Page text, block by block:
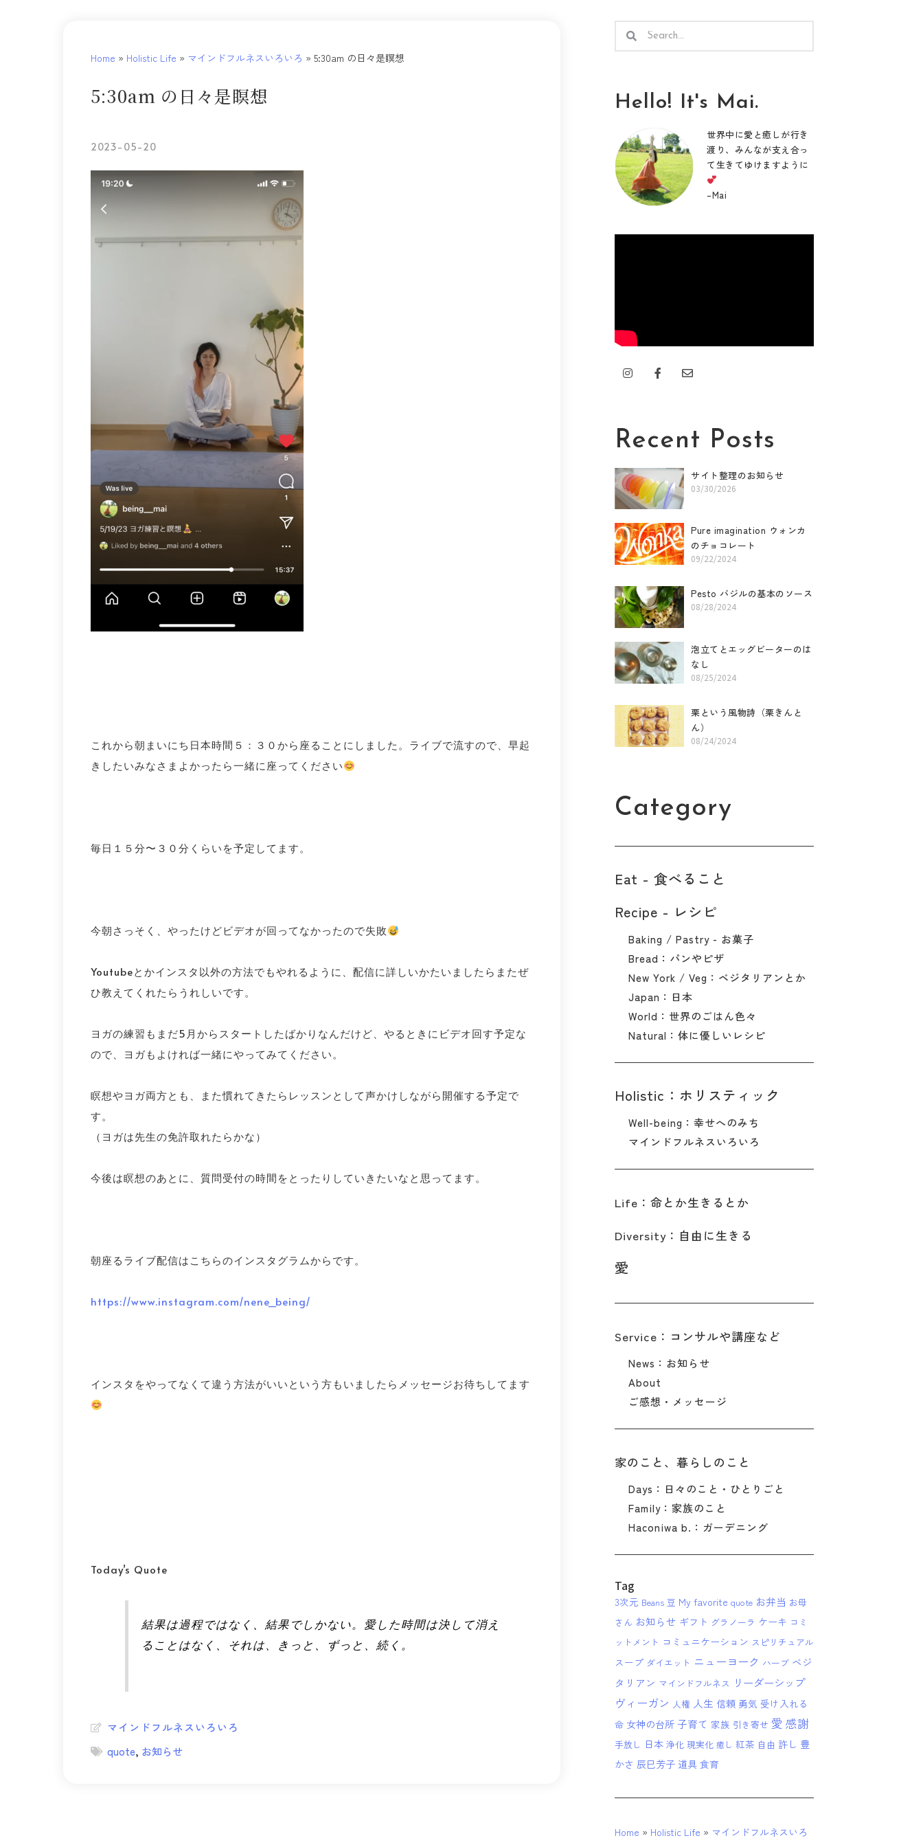
Home » Holistic Life » マインドフルネスいろいろ » 5:30am の日々是瞑想
5:30am の日々是瞑想
2023-05-20
これから朝まいにち日本時間５：３０から座ることにしました。ライブで流すので、早起
きしたいみなさまよかったら一緒に座ってください
毎日１５分〜３０分くらいを予定してます。
今朝さっそく、やったけどビデオが回ってなかったので失敗
Youtubeとかインスタ以外の方法でもやれるように、配信に詳しいかたいましたらまたぜ
ひ教えてくれたらうれしいです。
ヨガの練習もまだ5月からスタートしたばかりなんだけど、やるときにビデオ回す予定な
ので、ヨガもよければ一緒にやってみてください。
瞑想やヨガ両方とも、また慣れてきたらレッスンとして声かけしながら開催する予定で
す。
（ヨガは先生の免許取れたらかな）
今後は瞑想のあとに、質問受付の時間をとったりしていきたいなと思ってます。
朝座るライブ配信はこちらのインスタグラムからです。
https://www.instagram.com/nene_being/
インスタをやってなくて違う方法がいいという方もいましたらメッセージお待ちしてます
Today’s Quote
結果は過程ではなく、結果でしかない。愛した時間は決して消え
ることはなく、それは、きっと、ずっと、続く。
マインドフルネスいろいろ
quote, お知らせ
索
索
Hello! It's Mai.
世界中に愛と癒しが行き
渡り、みんなが支え合っ
て生きてゆけますように
–Mai
I
n
r
a
m
F
a
k
-
f
E
n
e
Recent Posts
サイト整理のお知らせ
03/30/2026
Pure imagination ウォンカ
のチョコレート
09/22/2024
Pesto バジルの基本のソース
08/28/2024
泡立てとエッグビーターのは
なし
08/25/2024
栗という風物詩（栗きんと
ん）
08/24/2024
Category
Eat - 食べること​
Recipe - レシピ
Baking / Pastry - お菓子
Bread：パンやピザ
New York / Veg：ベジタリアンとか
Japan：日本
World：世界のごはん色々
Natural：体に優しいレシピ
Holistic：ホリスティック
Well-being：幸せへのみち
マインドフルネスいろいろ
Life：命とか生きるとか
Diversity：自由に生きる
愛
Service：コンサルや講座など
News：お知らせ
About
ご感想・メッセージ
家のこと、暮らしのこと
Days：日々のこと・ひとりごと
Family：家族のこと
Haconiwa b.：ガーデニング
Tag
3次元 Beans 豆 My favorite quote お弁当 お母
さん お知らせ ギフト グラノーラ ケーキ コミ
ットメント コミュニケーション スピリチュアル
スープ ダイエット ニューヨーク ハーブ ベジ
タリアン マインドフルネス リーダーシップ
ヴィーガン 人権 人生 信頼 勇気 受け入れる
命 女神の台所 子育て 家族 引き寄せ 愛 感謝
手放し 日本 浄化 現実化 癒し 紅茶 自由 許し 豊
かさ 辰巳芳子 道具 食育
Home » Holistic Life » マインドフルネスいろ